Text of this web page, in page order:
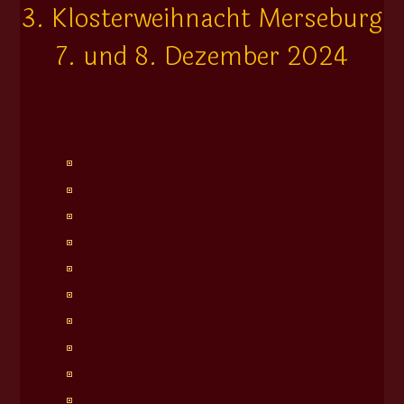
3. Klosterweihnacht Merseburg
7. und 8. Dezember 2024